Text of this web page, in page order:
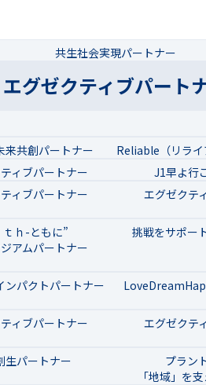
共生社会実現パートナー
エグゼクティブパート
来共創パートナー Reliable（リラ
ィブパートナー J1早よ行
ィブパートナー エグゼクテ
ｔｈ-ともに”
アムパートナー
挑戦をサポー
ンパクトパートナー
ィブパートナー エグゼクテ
生パートナー
プラン
「地域」を